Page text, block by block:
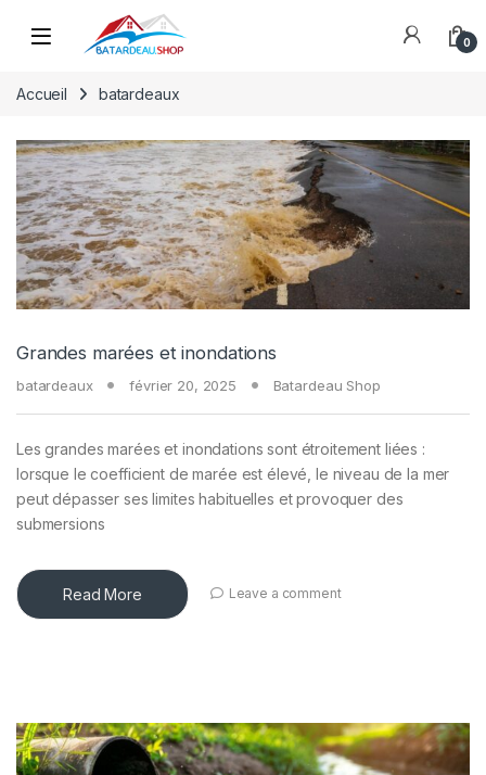
0
Accueil batardeaux
Grandes marées et inondations
batardeaux février 20, 2025 Batardeau Shop
Les grandes marées et inondations sont étroitement liées :
lorsque le coefficient de marée est élevé, le niveau de la mer
peut dépasser ses limites habituelles et provoquer des
submersions
Read More Leave a comment